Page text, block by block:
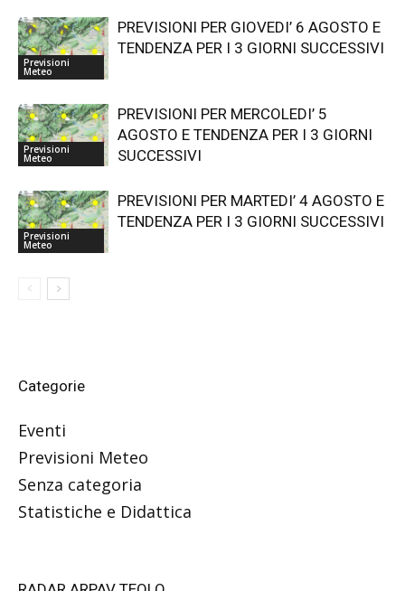
Previsioni
Meteo
PREVISIONI PER GIOVEDI’ 6 AGOSTO E
TENDENZA PER I 3 GIORNI SUCCESSIVI
Previsioni
Meteo
PREVISIONI PER MERCOLEDI’ 5
AGOSTO E TENDENZA PER I 3 GIORNI
SUCCESSIVI
Previsioni
Meteo
PREVISIONI PER MARTEDI’ 4 AGOSTO E
TENDENZA PER I 3 GIORNI SUCCESSIVI
Categorie
Eventi
Previsioni Meteo
Senza categoria
Statistiche e Didattica